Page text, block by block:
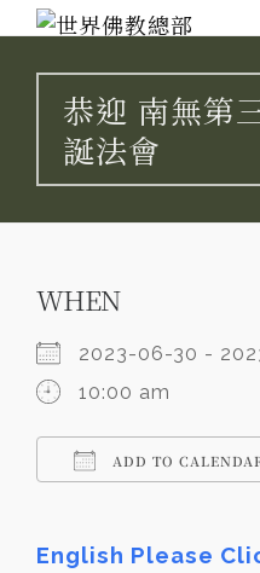
恭迎 南無第
誕法會
WHEN
2023-06-30 -
10:00 am
ADD TO
English Please